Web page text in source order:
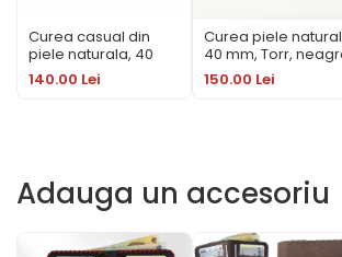
sintetice care se rup rapid, Loki devine mai
de purtare. Interiorul este gândit strategic
ai nevoie fără a adăuga volum inutil, asigurând
Curea casual din
piele naturala, 40
mm, Styx, neagra,
cusatura maro
140.00 Lei
Curea piele
40 mm, Torr,
catarama inox
150.00 Lei
Adauga un accesoriu